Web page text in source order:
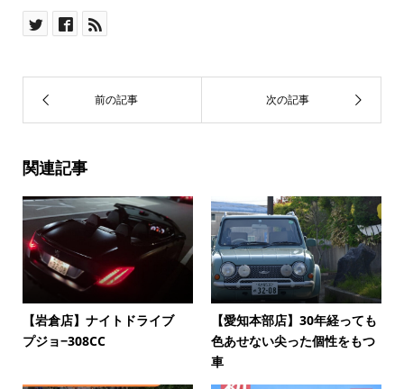
関連記事
【岩倉店】ナイトドライブ
プジョ−308CC
【愛知本部店】30年経っても
色あせない尖った個性をもつ
車